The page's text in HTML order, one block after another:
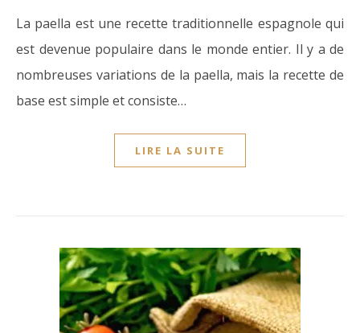
La paella est une recette traditionnelle espagnole qui
est devenue populaire dans le monde entier. Il y a de
nombreuses variations de la paella, mais la recette de
base est simple et consiste…
LIRE LA SUITE